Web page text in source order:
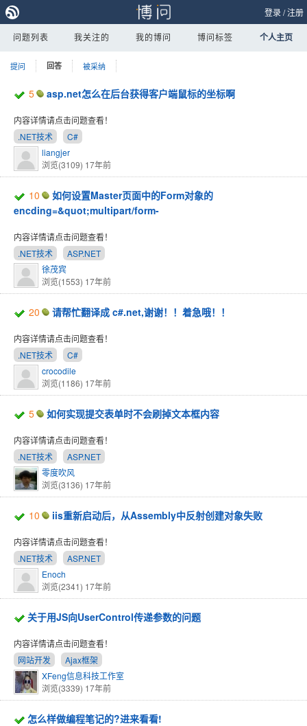
登录/注册
问题列表 我关注的 我的博问 博问标签 个人主页
提问 回答 被采纳
5 asp.net怎么在后台获得客户端鼠标的坐标啊
内容详情请点击问题查看！
.NET技术
C#
liangjer
浏览(3109) 17年前
10
如何设置Master页面中的Form对象的
encding=&quot;multipart/form-
内容详情请点击问题查看！
.NET技术
ASP.NET
徐茂宾
浏览(1553) 17年前
20 请帮忙翻译成 c#.net,谢谢！！着急哦！！
内容详情请点击问题查看！
.NET技术
C#
crocodile
浏览(1186) 17年前
5 如何实现提交表单时不会刷掉文本框内容
内容详情请点击问题查看！
.NET技术
ASP.NET
零度吹风
浏览(3136) 17年前
10 iis重新启动后，从Assembly中反射创建对象失败
内容详情请点击问题查看！
.NET技术
ASP.NET
Enoch
浏览(2341) 17年前
关于用JS向UserControl传递参数的问题
内容详情请点击问题查看！
网站开发
Ajax框架
XFeng信息科技工作室
浏览(3339) 17年前
怎么样做编程笔记的?进来看看!